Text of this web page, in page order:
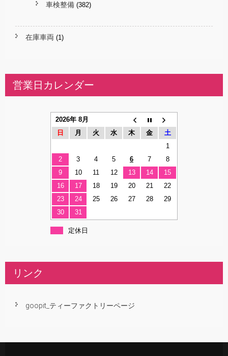
車検整備 (382)
在庫車両 (1)
営業日カレンダー
2026年 8月
日
月 火 水 木 金
土
1
2
3 4 5 6 7
8
9
10 11 12 13 14
15
16
17 18 19 20 21
22
23
24 25 26 27 28
29
30
31
定休日
リンク
goopit_ティーファクトリーページ